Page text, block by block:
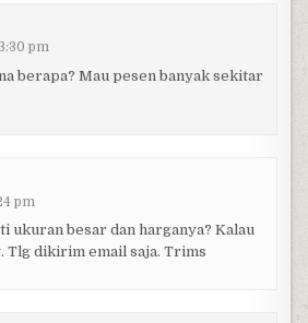
pm
berapa? Mau pesen banyak sekitar
pm
ukuran besar dan harganya? Kalau
Tlg dikirim email saja. Trims